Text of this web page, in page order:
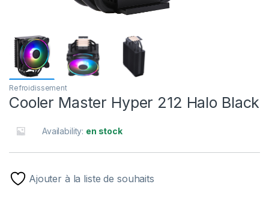
Refroidissement
Cooler Master Hyper 212 Halo Black
Availability: en stock
Ajouter à la liste de souhaits